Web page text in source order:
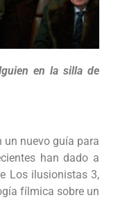
en la silla de
un nuevo guía para
han dado a
Los ilusionistas 3,
fílmica sobre un